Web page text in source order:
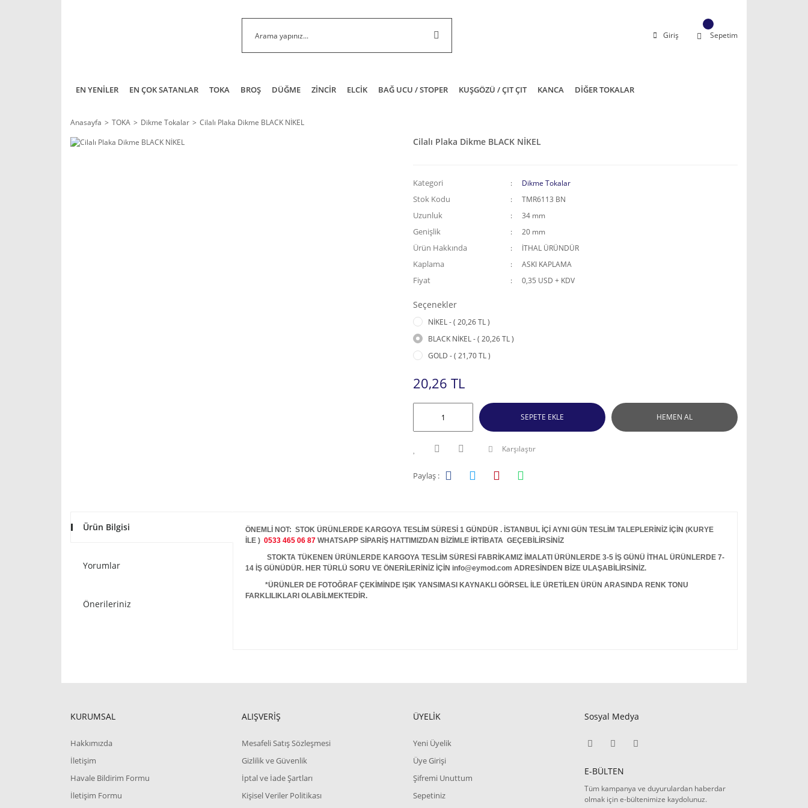
Giriş Sepetim
EN YENİLER EN ÇOK SATANLAR TOKA BROŞ DÜĞME ZİNCİR ELCİK BAĞ UCU / STOPER KUŞGÖZÜ / ÇIT ÇIT KANCA DİĞER TOKALAR
Anasayfa TOKA Dikme Tokalar Cilalı Plaka Dikme BLACK NİKEL
Cilalı Plaka Dikme BLACK NİKEL
Kategori Dikme Tokalar
Stok Kodu TMR6113 BN
Uzunluk 34 mm
Genişlik 20 mm
Ürün Hakkında İTHAL ÜRÜNDÜR
Kaplama ASKI KAPLAMA
Fiyat 0,35 USD + KDV
Seçenekler
NİKEL - ( 20,26 TL )
BLACK NİKEL - ( 20,26 TL )
GOLD - ( 21,70 TL )
20,26 TL
SEPETE EKLE HEMEN AL
Karşılaştır
Paylaş :
Ürün Bilgisi
Yorumlar
Önerileriniz
ÖNEMLİ NOT: STOK ÜRÜNLERDE KARGOYA TESLİM SÜRESİ 1 GÜNDÜR . İSTANBUL İÇİ AYNI GÜN TESLİM TALEPLERİNİZ İÇİN (KURYE
İLE ) 0533 465 06 87 WHATSAPP SİPARİŞ HATTIMIZDAN BİZİMLE İRTİBATA GEÇEBİLİRSİNİZ
STOKTA TÜKENEN ÜRÜNLERDE KARGOYA TESLİM SÜRESİ FABRİKAMIZ İMALATI ÜRÜNLERDE 3-5 İŞ GÜNÜ İTHAL ÜRÜNLERDE 7-
14 İŞ GÜNÜDÜR. HER TÜRLÜ SORU VE ÖNERİLERİNİZ İÇİN info@eymod.com ADRESİNDEN BİZE ULAŞABİLİRSİNİZ.
*ÜRÜNLER DE FOTOĞRAF ÇEKİMİNDE IŞIK YANSIMASI KAYNAKLI GÖRSEL İLE ÜRETİLEN ÜRÜN ARASINDA RENK TONU
FARKLILIKLARI OLABİLMEKTEDİR.
KURUMSAL
Hakkımızda
İletişim
Havale Bildirim Formu
İletişim Formu
ALIŞVERİŞ
Mesafeli Satış Sözleşmesi
Gizlilik ve Güvenlik
İptal ve İade Şartları
Kişisel Veriler Politikası
ÜYELİK
Yeni Üyelik
Üye Girişi
Şifremi Unuttum
Sepetiniz
Sosyal Medya
E-BÜLTEN
Tüm kampanya ve duyurulardan haberdar
olmak için e-bültenimize kaydolunuz.